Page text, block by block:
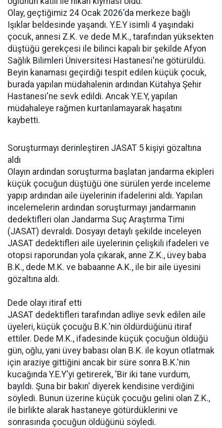
Olay, geçtiğimiz 24 Ocak 2026'da merkeze bağlı
Işıklar beldesinde yaşandı. Y.E.Y isimli 4 yaşındaki
çocuk, annesi Z.K. ve dede M.K., tarafından yüksekten
düştüğü gerekçesi ile bilinci kapalı bir şekilde Afyon
Sağlık Bilimleri Üniversitesi Hastanesi'ne götürüldü.
Beyin kanaması geçirdiği tespit edilen küçük çocuk,
burada yapılan müdahalenin ardından Kütahya Şehir
Hastanesi'ne sevk edildi. Ancak Y.E.Y, yapılan
müdahaleye rağmen kurtarılamayarak haşatını
kaybetti.
Soruşturmayı derinleştiren JASAT 5 kişiyi gözaltına
aldı
Olayın ardından soruşturma başlatan jandarma ekipleri
küçük çocuğun düştüğü öne sürülen yerde inceleme
yapıp ardından aile üyelerinin ifadelerini aldı. Yapılan
incelemelerin ardından soruşturmayı jandarmanın
dedektifleri olan Jandarma Suç Araştırma Timi
(JASAT) devraldı. Dosyayı detaylı şekilde inceleyen
JASAT dedektifleri aile üyelerinin çelişkili ifadeleri ve
otopsi raporundan yola çıkarak, anne Z.K., üvey baba
B.K., dede M.K. ve babaanne A.K., ile bir aile üyesini
gözaltına aldı.
Dede olayı itiraf etti
JASAT dedektifleri tarafından adliye sevk edilen aile
üyeleri, küçük çocuğu B.K.'nin öldürdüğünü itiraf
ettiler. Dede M.K., ifadesinde küçük çocuğun öldüğü
gün, oğlu, yani üvey babası olan B.K. ile koyun otlatmak
için araziye gittiğini ancak bir süre sonra B.K.'nin
kucağında Y.E.Y'yi getirerek, 'Bir iki tane vurdum,
bayıldı. Şuna bir bakın' diyerek kendisine verdiğini
söyledi. Bunun üzerine küçük çocuğu gelini olan Z.K.,
ile birlikte alarak hastaneye götürdüklerini ve
sonrasında çocuğun öldüğünü söyledi.